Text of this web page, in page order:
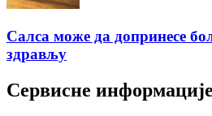
Салса може да допринесе
здрављу
Сервисне информације